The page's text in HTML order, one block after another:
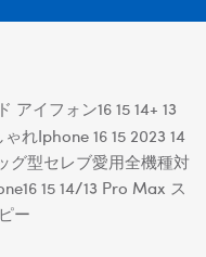
イフォン16 15 14+ 13
れiphone 16 15 2023 14
グ型セレブ愛用全機種対
15 14/13 Pro Max ス
ー